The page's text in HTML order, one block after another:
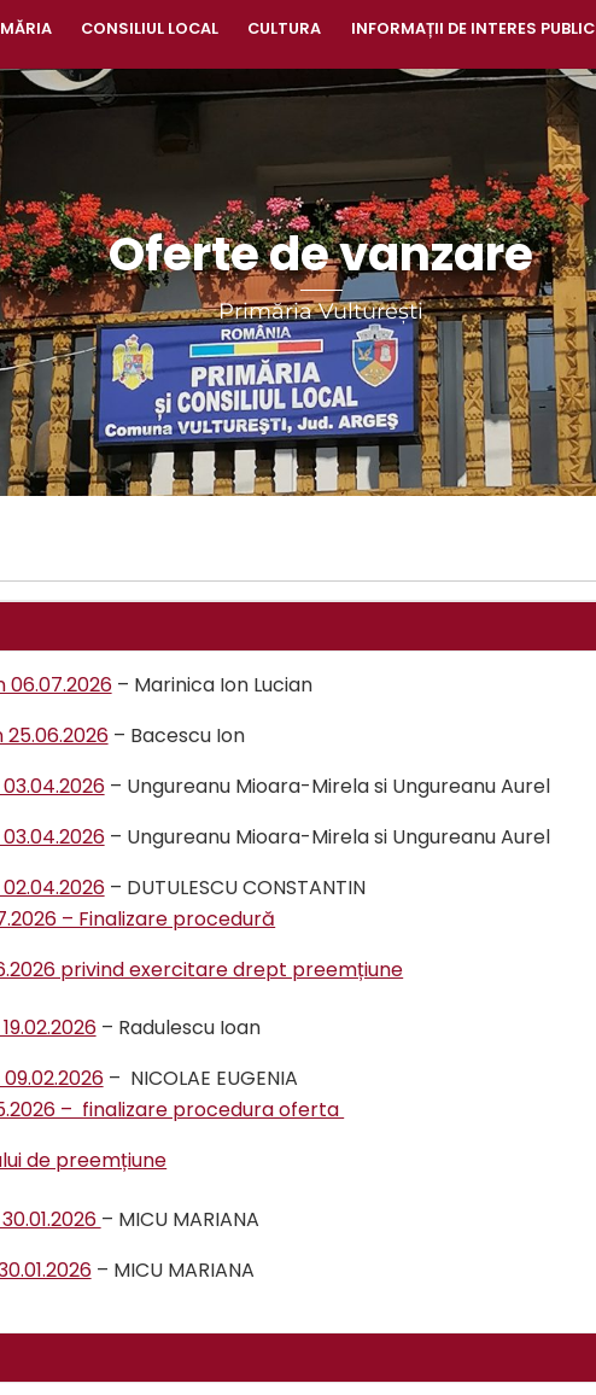
CONSILIUL LOCAL CULTURA INFORMAȚII DE INTERES PUBLIC
Oferte de vanzare
Primăria Vulturești
– Marinica Ion Lucian
– Bacescu Ion
– Ungureanu Mioara-Mirela si Ungureanu Aurel
– Ungureanu Mioara-Mirela si Ungureanu Aurel
– DUTULESCU CONSTANTIN
– Finalizare procedură
privind exercitare drept preemțiune
– Radulescu Ioan
– NICOLAE EUGENIA
– finalizare procedura oferta
de preemțiune
– MICU MARIANA
– MICU MARIANA